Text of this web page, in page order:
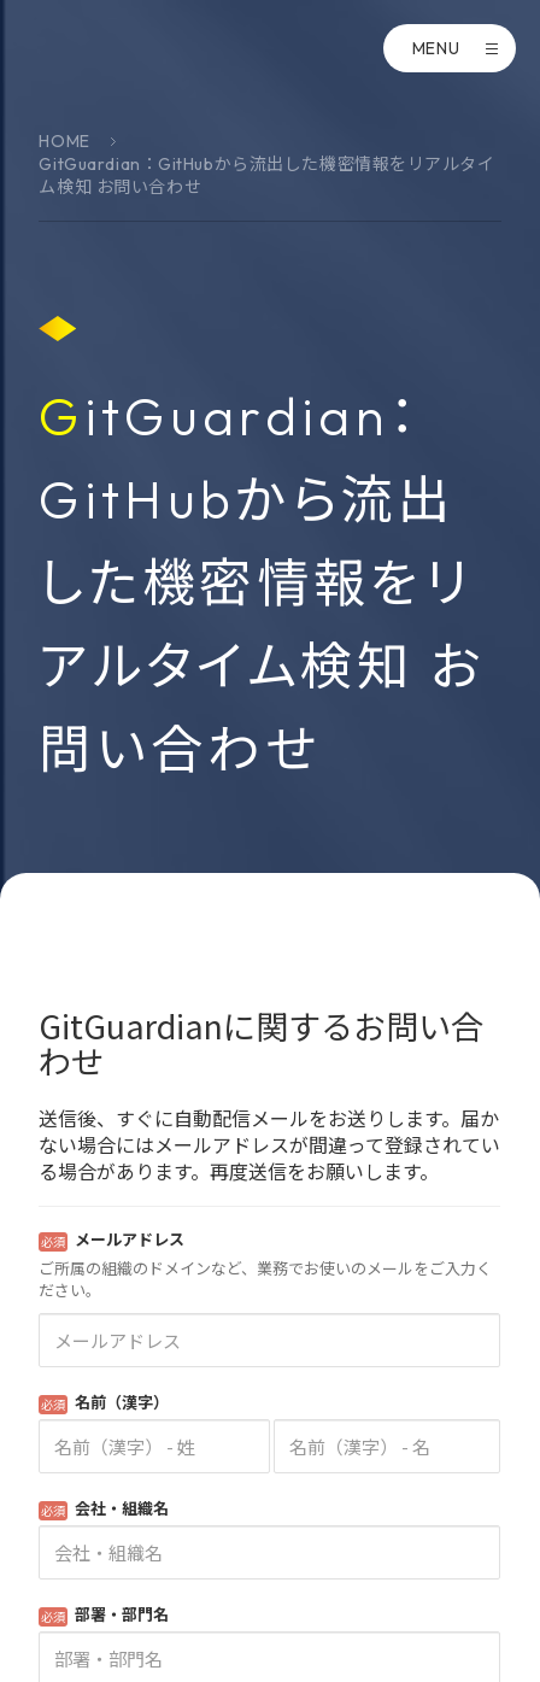
MENU
HOME
GitGuardian：GitHubから流出した機密情報をリアルタイ
ム検知 お問い合わせ
GitGuardian：
GitHubから流出
した機密情報をリ
アルタイム検知 お
問い合わせ